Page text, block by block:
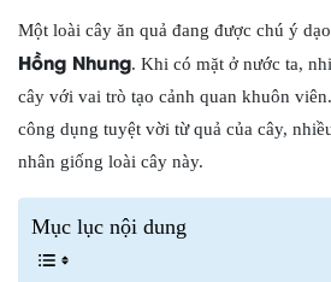
Một loài cây ăn quả đang được chú ý
Hồng Nhung. Khi có mặt ở nước ta,
cây với vai trò tạo cảnh quan khuôn
công dụng tuyệt vời từ quả của cây,
nhân giống loài cây này.
Mục lục nội dung